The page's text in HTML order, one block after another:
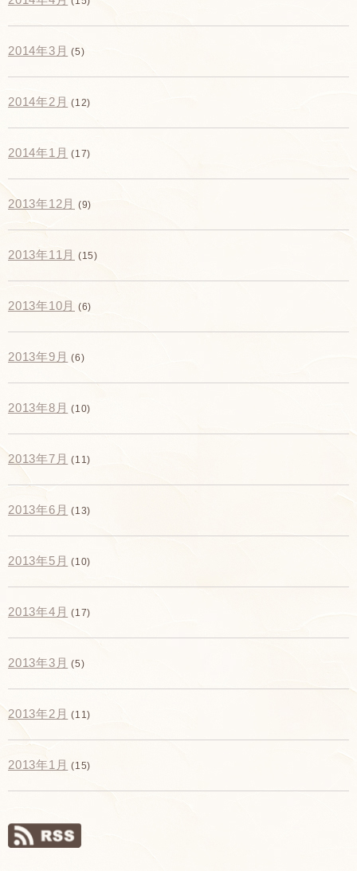
2014年3月 (5)
2014年2月 (12)
2014年1月 (17)
2013年12月 (9)
2013年11月 (15)
2013年10月 (6)
2013年9月 (6)
2013年8月 (10)
2013年7月 (11)
2013年6月 (13)
2013年5月 (10)
2013年4月 (17)
2013年3月 (5)
2013年2月 (11)
2013年1月 (15)